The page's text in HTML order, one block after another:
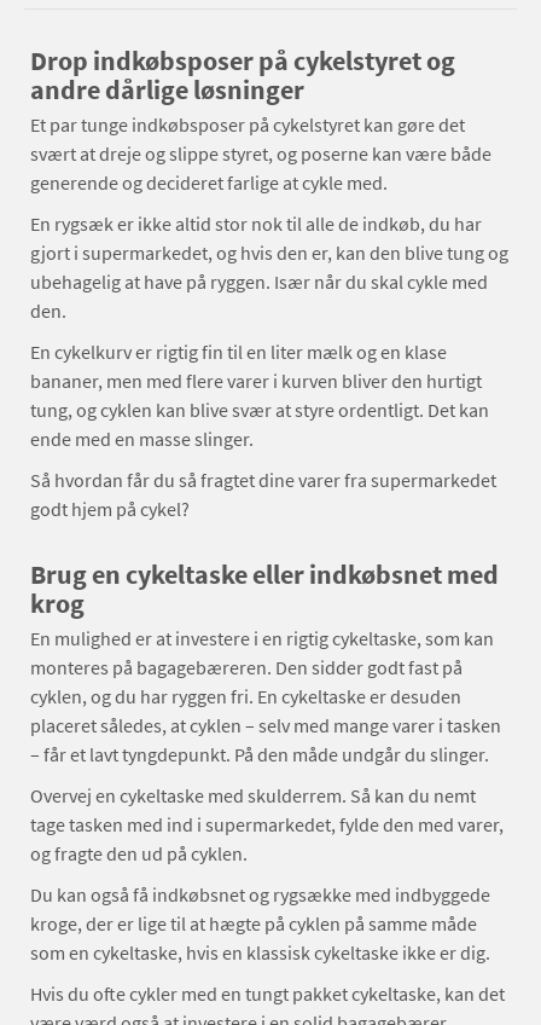
Drop indkøbsposer på cykelstyret og
andre dårlige løsninger
Et par tunge indkøbsposer på cykelstyret kan gøre det
svært at dreje og slippe styret, og poserne kan være både
generende og decideret farlige at cykle med.
En rygsæk er ikke altid stor nok til alle de indkøb, du har
gjort i supermarkedet, og hvis den er, kan den blive tung og
ubehagelig at have på ryggen. Især når du skal cykle med
den.
En cykelkurv er rigtig fin til en liter mælk og en klase
bananer, men med flere varer i kurven bliver den hurtigt
tung, og cyklen kan blive svær at styre ordentligt. Det kan
ende med en masse slinger.
Så hvordan får du så fragtet dine varer fra supermarkedet
godt hjem på cykel?
Brug en cykeltaske eller indkøbsnet med
krog
En mulighed er at investere i en rigtig cykeltaske, som kan
monteres på bagagebæreren. Den sidder godt fast på
cyklen, og du har ryggen fri. En cykeltaske er desuden
placeret således, at cyklen – selv med mange varer i tasken
– får et lavt tyngdepunkt. På den måde undgår du slinger.
Overvej en cykeltaske med skulderrem. Så kan du nemt
tage tasken med ind i supermarkedet, fylde den med varer,
og fragte den ud på cyklen.
Du kan også få indkøbsnet og rygsække med indbyggede
kroge, der er lige til at hægte på cyklen på samme måde
som en cykeltaske, hvis en klassisk cykeltaske ikke er dig.
Hvis du ofte cykler med en tungt pakket cykeltaske, kan det